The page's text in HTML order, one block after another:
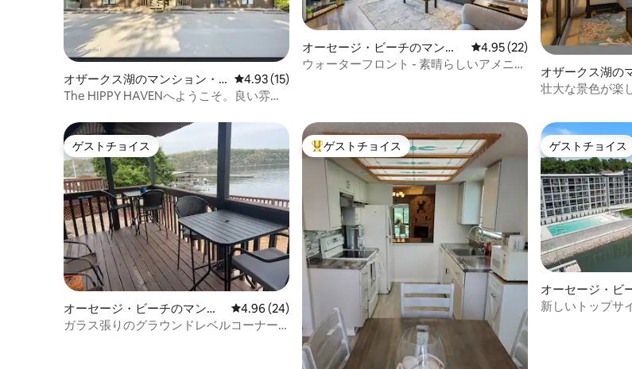
オザークス湖のマンション・
アパート
レビュー15件、5つ星中4.93つ星の平均評価
4.93 (15)
The HIPPY HAVENへようこそ。良い雰囲
オーセージ・ビーチのマンシ
ョン・アパート
レビュー22件、5つ星中4.95
4.95 (22)
ウォーターフロント - 素晴らしいアメニテ
オザークス湖の
パート
壮大な景色が楽
ム4室
ゲストチョイス
ゲストチョイス
オーセージ・ビーチのマンシ
ョン・アパート
レビュー24件、5つ星中4.96つ星の平均評価
4.96 (24)
ガラス張りのグラウンドレベルコーナー
大好評のゲストチョイスです。
ゲストチョイス ゲストチョイス
ゲストチョイス
オーセージ・ビ
ョン・アパート
新しいトップサ